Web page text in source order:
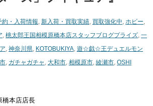
約・入荷情報, 新入荷・買取実績, 買取強化中, ホビー,
, 桃太郎王国相模原橋本店スタッフブログプライズ, 一
, 神奈川県, KOTOBUKIYA, 遊☆戯☆王デュエルモン
, ガチャガチャ , 大和市, 相模原市, 綾瀬市, OSHI
橋本店店長